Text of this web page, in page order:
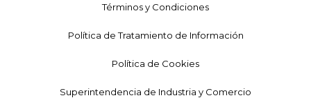
Términos y Condiciones
Política de Tratamiento de Información
Política de Cookies
Superintendencia de Industria y Comercio